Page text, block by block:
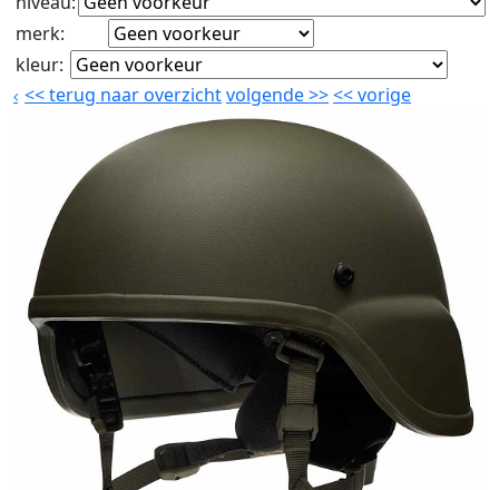
merk:
kleur:
<<terug naar overzichtvolgende>><<vorige